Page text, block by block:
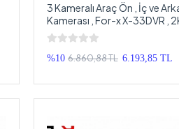
3 Kameralı Araç Ön , İç ve
Kamerası , For-x X-33DVR ,
2K , Ekranlı, Araç İçi + Ön +
Kamera Siyah
%10 6.860,88 TL 6.193,85 TL